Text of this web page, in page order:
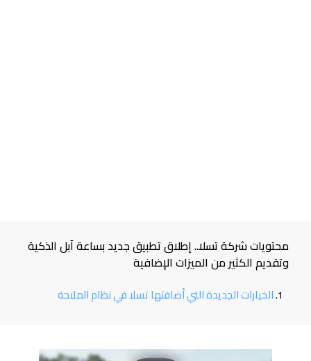
محتويات شركة تسلا.. إطلاق تطبيق جديد بساعة آبل الذكية
وتقديم الكثير من الميزات الإضافية
الخيارات الجديدة التي أضافتها تسلا في نظام الملاحة